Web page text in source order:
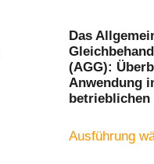
Das
(AGG):
Anwendung
betrieblichen
Ausführung